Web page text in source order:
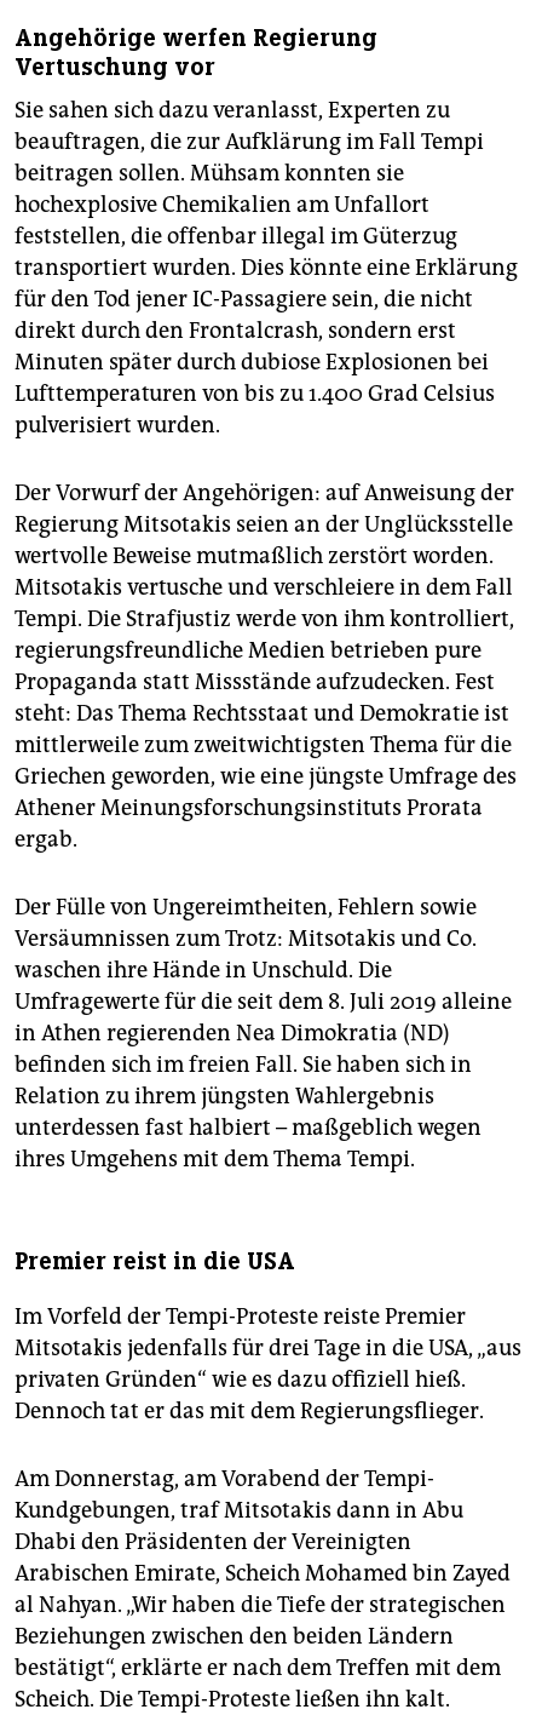
Angehörige werfen Regierung
Vertuschung vor
Sie sahen sich dazu veranlasst, Experten zu
beauftragen, die zur Aufklärung im Fall Tempi
beitragen sollen. Mühsam konnten sie
hochexplosive Chemikalien am Unfallort
feststellen, die offenbar illegal im Güterzug
transportiert wurden. Dies könnte eine Erklärung
für den Tod jener IC-Passagiere sein, die nicht
direkt durch den Frontalcrash, sondern erst
Minuten später durch dubiose Explosionen bei
Lufttemperaturen von bis zu 1.400 Grad Celsius
pulverisiert wurden.
Der Vorwurf der Angehörigen: auf Anweisung der
Regierung Mitsotakis seien an der Unglücksstelle
wertvolle Beweise mutmaßlich zerstört worden.
Mitsotakis vertusche und verschleiere in dem Fall
Tempi. Die Strafjustiz werde von ihm kontrolliert,
regierungsfreundliche Medien betrieben pure
Propaganda statt Missstände aufzudecken. Fest
steht: Das Thema Rechtsstaat und Demokratie ist
mittlerweile zum zweitwichtigsten Thema für die
Griechen geworden, wie eine jüngste Umfrage des
Athener Meinungsforschungsinstituts Prorata
ergab.
Der Fülle von Ungereimtheiten, Fehlern sowie
Versäumnissen zum Trotz: Mitsotakis und Co.
waschen ihre Hände in Unschuld. Die
Umfragewerte für die seit dem 8. Juli 2019 alleine
in Athen regierenden Nea Dimokratia (ND)
befinden sich im freien Fall. Sie haben sich in
Relation zu ihrem jüngsten Wahlergebnis
unterdessen fast halbiert – maßgeblich wegen
ihres Umgehens mit dem Thema Tempi.
Premier reist in die USA
Im Vorfeld der Tempi-Proteste reiste Premier
Mitsotakis jedenfalls für drei Tage in die USA, „aus
privaten Gründen“ wie es dazu offiziell hieß.
Dennoch tat er das mit dem Regierungsflieger.
Am Donnerstag, am Vorabend der Tempi-
Kundgebungen, traf Mitsotakis dann in Abu
Dhabi den Präsidenten der Vereinigten
Arabischen Emirate, Scheich Mohamed bin Zayed
al Nahyan. „Wir haben die Tiefe der strategischen
Beziehungen zwischen den beiden Ländern
bestätigt“, erklärte er nach dem Treffen mit dem
Scheich. Die Tempi-Proteste ließen ihn kalt.